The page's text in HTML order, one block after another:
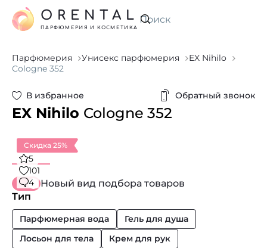
Искать
ORENTAL
ПАРФЮМЕРИЯ И КОСМЕТИКА
Парфюмерия Унисекс парфюмерия
EX Nihilo
Cologne 352
В избранное Обратный звонок
EX Nihilo Cologne 352
Скидка 25%
5
101
4
Новый вид подбора товаров
Тип
Парфюмерная вода
Гель для душа
Лосьон для тела
Крем для рук